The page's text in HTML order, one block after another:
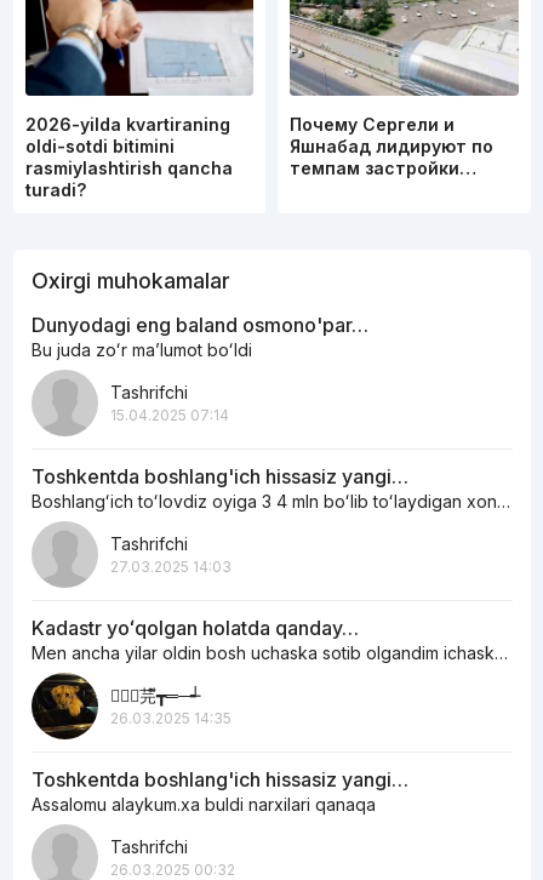
2026-yilda kvartiraning
oldi-sotdi bitimini
rasmiylashtirish qancha
turadi?
Почему Сергели и
Яшнабад лидируют по
темпам застройки…
Oxirgi muhokamalar
Dunyodagi eng baland osmono'par…
Bu juda zoʻr maʼlumot boʻldi
Tashrifchi
15.04.2025 07:14
Toshkentda boshlang'ich hissasiz yangi…
Boshlangʻich toʻlovdiz oyiga 3 4 mln boʻlib toʻlaydigan xonadonlar bormi
Tashrifchi
27.03.2025 14:03
Kadastr yoʻqolgan holatda qanday…
Men ancha yilar oldin bosh uchaska sotib olgandim ichaskani egasi otoxon edi…
︻┳ั芫ี┳═─┵
26.03.2025 14:35
Toshkentda boshlang'ich hissasiz yangi…
Assalomu alaykum.xa buldi narxilari qanaqa
Tashrifchi
26.03.2025 00:32